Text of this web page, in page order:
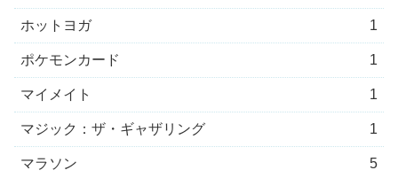
ホットヨガ 1
ポケモンカード 1
マイメイト 1
マジック：ザ・ギャザリング 1
マラソン 5